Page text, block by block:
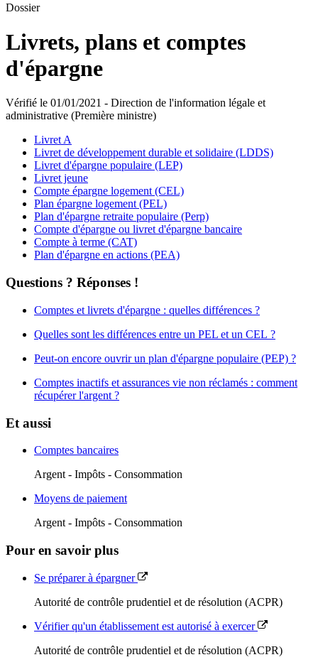
Dossier
Livrets, plans et comptes
d'épargne
Vérifié le 01/01/2021 - Direction de l'information légale et
administrative (Première ministre)
Livret A
Livret de développement durable et solidaire (LDDS)
Livret d'épargne populaire (LEP)
Livret jeune
Compte épargne logement (CEL)
Plan épargne logement (PEL)
Plan d'épargne retraite populaire (Perp)
Compte d'épargne ou livret d'épargne bancaire
Compte à terme (CAT)
Plan d'épargne en actions (PEA)
Questions ? Réponses !
Comptes et livrets d'épargne : quelles différences ?
Quelles sont les différences entre un PEL et un CEL ?
Peut-on encore ouvrir un plan d'épargne populaire (PEP) ?
Comptes inactifs et assurances vie non réclamés : comment
récupérer l'argent ?
Et aussi
Comptes bancaires
Argent - Impôts - Consommation
Moyens de paiement
Argent - Impôts - Consommation
Pour en savoir plus
Se préparer à épargner
Autorité de contrôle prudentiel et de résolution (ACPR)
Vérifier qu'un établissement est autorisé à exercer
Autorité de contrôle prudentiel et de résolution (ACPR)